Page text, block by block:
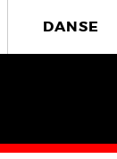
DANSE